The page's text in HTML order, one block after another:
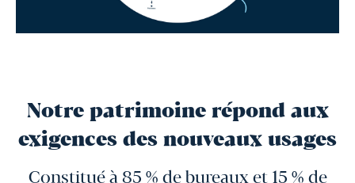
Notre patrimoine répond aux
exigences des nouveaux usages
Constitué à 85 % de bureaux et 15 % de